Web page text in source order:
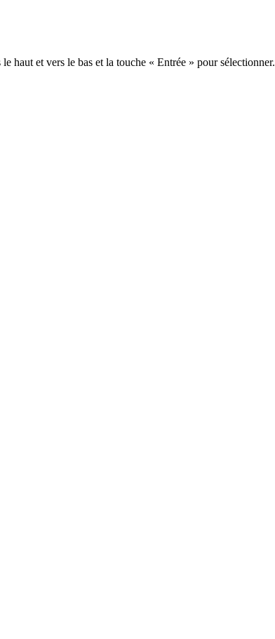
haut et vers le bas et la touche « Entrée » pour sélectionner.